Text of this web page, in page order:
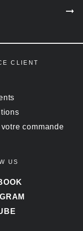
CLIENT
commande
US